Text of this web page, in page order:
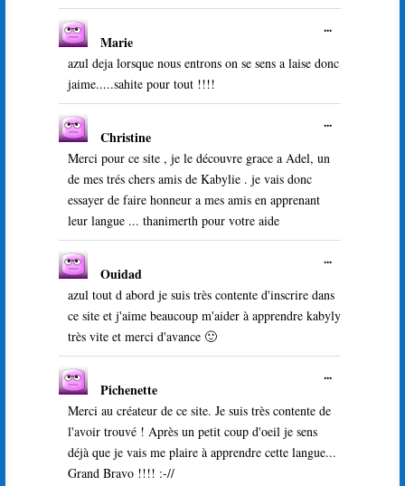
Marie
azul deja lorsque nous entrons on se sens a laise donc
jaime.....sahite pour tout !!!!
...Ouvrir/
boîte
Christine
Merci pour ce site , je le découvre grace a Adel, un
de mes trés chers amis de Kabylie . je vais donc
essayer de faire honneur a mes amis en apprenant
leur langue ... thanimerth pour votre aide
...Ouvrir/
Ouidad
azul tout d abord je suis très contente d'inscrire dans
ce site et j'aime beaucoup m'aider à apprendre kabyly
très vite et merci d'avance 🙂
...Ouvrir/
boîte
méta.
Pichenette
Merci au créateur de ce site. Je suis très contente de
l'avoir trouvé ! Après un petit coup d'oeil je sens
déjà que je vais me plaire à apprendre cette langue...
Grand Bravo !!!! :-//
...Ouvrir/